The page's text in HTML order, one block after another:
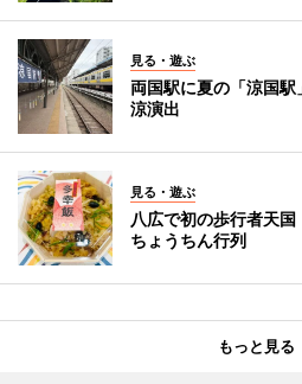
見る・遊ぶ
両国駅に夏の「涼国
涼演出
見る・遊ぶ
八広で初の歩行者天
ちょうちん行列
もっと見る